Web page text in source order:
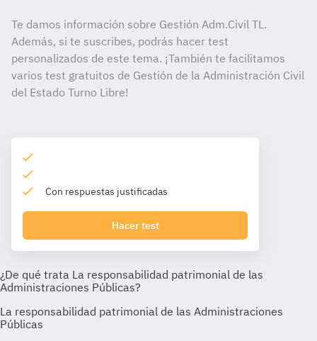
Te damos información sobre Gestión Adm.Civil TL.
Además, si te suscribes, podrás hacer test
personalizados de este tema. ¡También te facilitamos
varios test gratuitos de Gestión de la Administración Civil
del Estado Turno Libre!
Con respuestas justificadas
Hacer test